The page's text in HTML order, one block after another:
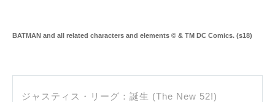
BATMAN and all related characters and elements © & TM DC Comics. (s18)
ジャスティス・リーグ：誕生 (The New 52!)